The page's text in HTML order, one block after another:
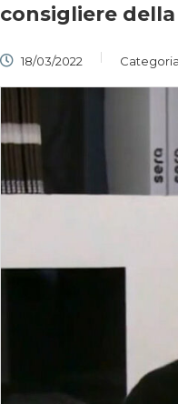
consigliere
18/03/2022